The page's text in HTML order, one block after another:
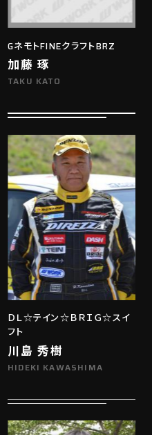
GネモトFINEクラフトBRZ
加藤 琢
TAKU KATO
ＤＬ☆テイン☆ＢＲＩＧ☆スイ
フト
川島 秀樹
HIDEKI KAWASHIMA